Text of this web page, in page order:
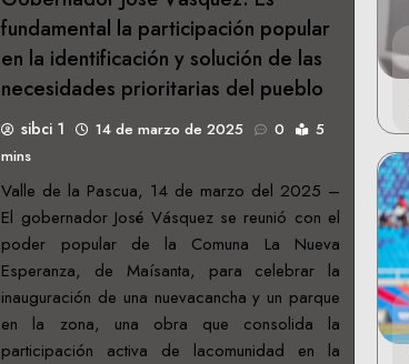
fundamental la participación popular
en la identificación y solución de las
necesidades prioritarias del pueblo
sibci 1 14 de marzo de 2025 0
5
mins
Valle de la Pascua, 14 de marzo del 2025 –
El gobernador José Vásquez se reunió con el
poder popular de la Comuna La Nueva
Esperanza, de Maísanta, para celebrar la
inauguración de una nuevacancha y un parque
en la zona, una obra que consolida la
participación activa de lacomunidad en la